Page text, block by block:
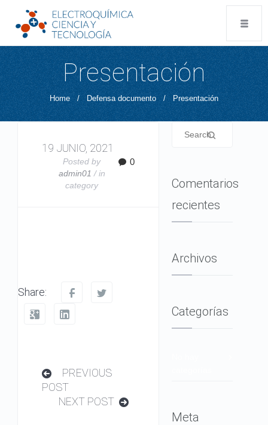
Presentación
Home / Defensa documento / Presentación
19 JUNIO, 2021
Posted by
admin01 / in
category
0
Share:
PREVIOUS
POST
NEXT POST
Comentarios
recientes
Archivos
Categorías
Meta